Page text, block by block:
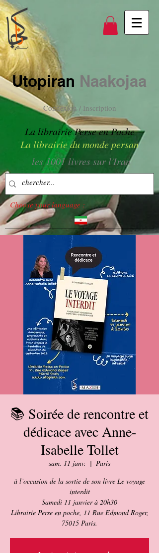
Utopiran Naakojaa
Connexion / Inscription
La librairie Perse en Poche
La librairie du monde persan
les 1001 livres sur l'Iran
Choose your language :
📚 Soirée de rencontre et
dédicace avec Anne-
Isabelle Tollet
sam. 11 janv.
  |
Paris
à l’occasion de la sortie de son livre Le voyage
interdit
Samedi 11 janvier à 20h30
Librairie Perse en poche, 11 Rue Edmond Roger,
75015 Paris.